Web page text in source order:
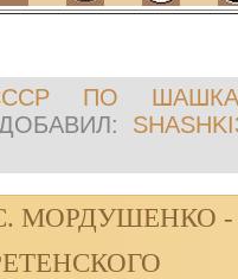
ПО
МОРДУШЕНКО -